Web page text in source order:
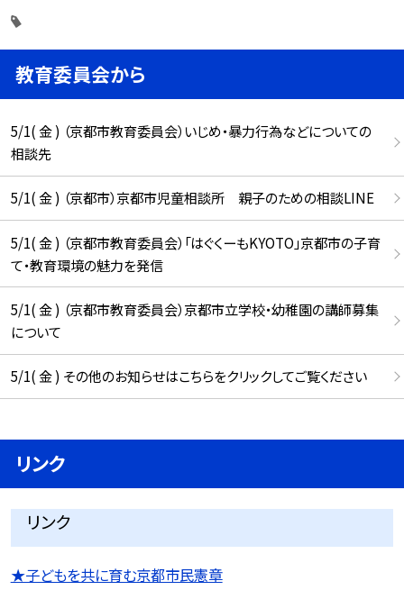
教育委員会から
5/1( 金 ) （京都市教育委員会）いじめ・暴力行為などについての
相談先
5/1( 金 ) （京都市）京都市児童相談所 親子のための相談LINE
5/1( 金 ) （京都市教育委員会）「はぐくーもKYOTO」京都市の子育
て・教育環境の魅力を発信
5/1( 金 ) （京都市教育委員会）京都市立学校・幼稚園の講師募集
について
5/1( 金 ) その他のお知らせはこちらをクリックしてご覧ください
リンク
リンク
★子どもを共に育む京都市民憲章